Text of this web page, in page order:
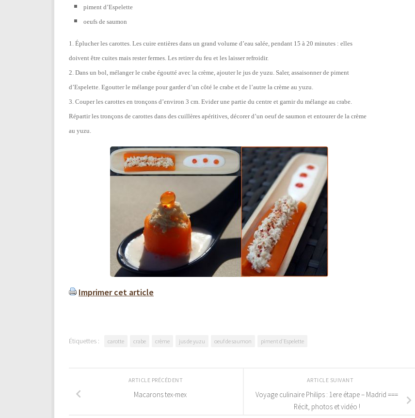
piment d’Espelette
oeufs de saumon
1. Éplucher les carottes. Les cuire entières dans un grand volume d’eau salée, pendant 15 à 20 minutes : elles
doivent être cuites mais rester fermes. Les retirer du feu et les laisser refroidir.
2. Dans un bol, mélanger le crabe égoutté avec la crème, ajouter le jus de yuzu. Saler, assaisonner de piment
d’Espelette. Egoutter le mélange pour garder d’un côté le crabe et de l’autre la crème au yuzu.
3. Couper les carottes en tronçons d’environ 3 cm. Evider une partie du centre et garnir du mélange au crabe.
Répartir les tronçons de carottes dans des cuillères apéritives, décorer d’un oeuf de saumon et entourer de la crème
au yuzu.
Imprimer cet article
Étiquettes : carotte crabe crème jus de yuzu oeuf de saumon piment d'Espelette
ARTICLE SUIVANT
Voyage culinaire Philips : 1ere étape – Madrid ===
Récit, photos et vidéo !
ARTICLE PRÉCÉDENT
Macarons tex-mex